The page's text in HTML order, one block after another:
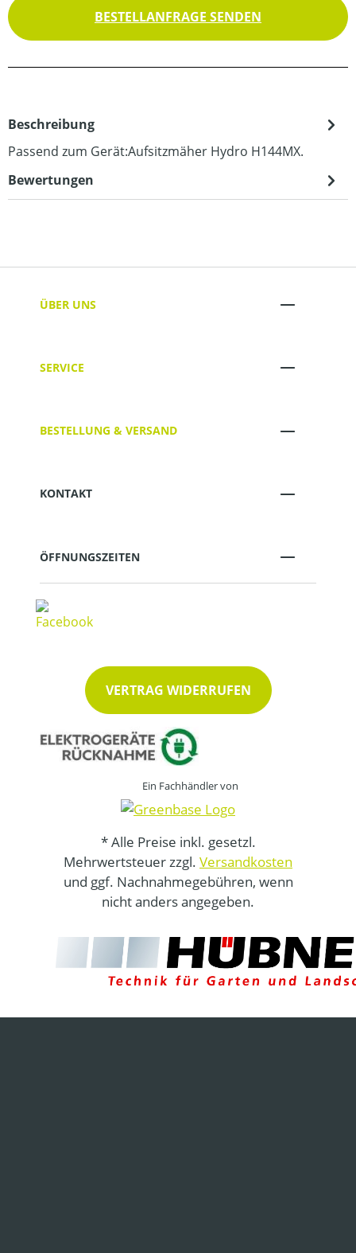
BESTELLANFRAGE SENDEN
Beschreibung
Passend zum Gerät:Aufsitzmäher Hydro H144MX.
Bewertungen
ÜBER UNS
SERVICE
BESTELLUNG & VERSAND
KONTAKT
ÖFFNUNGSZEITEN
VERTRAG WIDERRUFEN
Ein Fachhändler von
* Alle Preise inkl. gesetzl.
Mehrwertsteuer zzgl. Versandkosten
und ggf. Nachnahmegebühren, wenn
nicht anders angegeben.